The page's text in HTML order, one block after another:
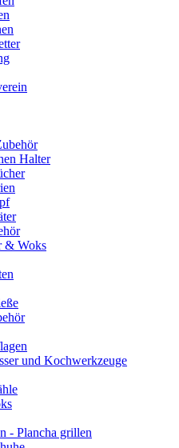
Halter
& Woks
und Kochwerkzeuge
- Plancha grillen